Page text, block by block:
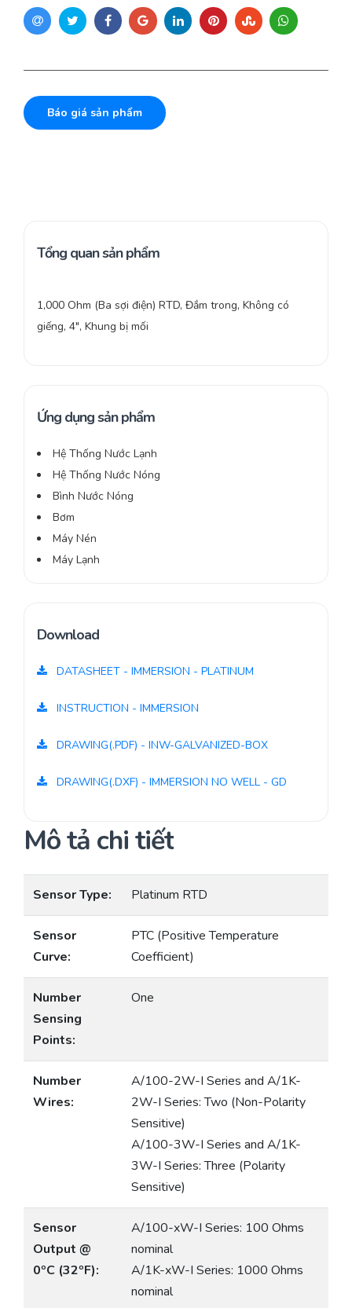
Báo giá sản phẩm
Tổng quan sản phẩm
1,000 Ohm (Ba sợi điện) RTD, Đắm trong, Không có
giếng, 4″, Khung bị mối
Ứng dụng sản phẩm
Hệ Thống Nước Lạnh
Hệ Thống Nước Nóng
Bình Nước Nóng
Bơm
Máy Nén
Máy Lạnh
Download
DATASHEET - IMMERSION - PLATINUM
INSTRUCTION - IMMERSION
DRAWING(.PDF) - INW-GALVANIZED-BOX
DRAWING(.DXF) - IMMERSION NO WELL - GD
Mô tả chi tiết
Sensor Type: Platinum RTD
Sensor
Curve:
PTC (Positive Temperature
Coefficient)
Number
Sensing
Points:
One
Number
Wires:
A/100-2W-I Series and A/1K-
2W-I Series: Two (Non-Polarity
Sensitive)
A/100-3W-I Series and A/1K-
3W-I Series: Three (Polarity
Sensitive)
Sensor
Output @
0ºC (32ºF):
A/100-xW-I Series: 100 Ohms
nominal
A/1K-xW-I Series: 1000 Ohms
nominal